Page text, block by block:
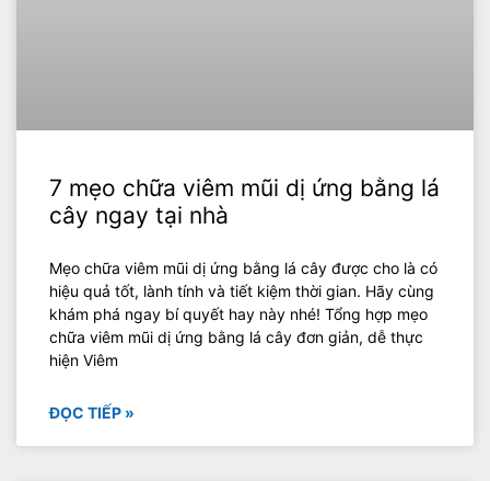
7 mẹo chữa viêm mũi dị ứng bằng lá
cây ngay tại nhà
Mẹo chữa viêm mũi dị ứng bằng lá cây được cho là có
hiệu quả tốt, lành tính và tiết kiệm thời gian. Hãy cùng
khám phá ngay bí quyết hay này nhé! Tổng hợp mẹo
chữa viêm mũi dị ứng bằng lá cây đơn giản, dễ thực
hiện Viêm
ĐỌC TIẾP »